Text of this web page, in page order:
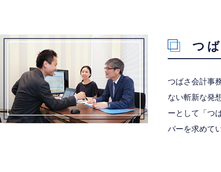
つ
つばさ会計事
ない斬新な発
ーとして「つ
バーを求めて